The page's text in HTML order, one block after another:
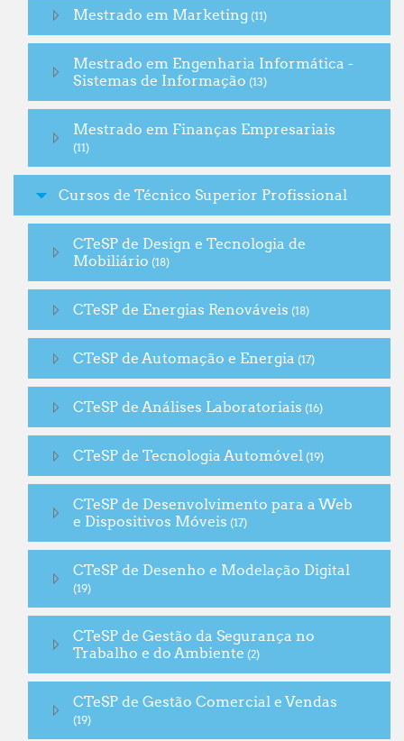
Mestrado em Marketing (11)
Mestrado em Engenharia Informática -
Sistemas de Informação (13)
Mestrado em Finanças Empresariais
(11)
Cursos de Técnico Superior Profissional
CTeSP de Design e Tecnologia de
Mobiliário (18)
CTeSP de Energias Renováveis (18)
CTeSP de Automação e Energia (17)
CTeSP de Análises Laboratoriais (16)
CTeSP de Tecnologia Automóvel (19)
CTeSP de Desenvolvimento para a Web
e Dispositivos Móveis (17)
CTeSP de Desenho e Modelação Digital
(19)
CTeSP de Gestão da Segurança no
Trabalho e do Ambiente (2)
CTeSP de Gestão Comercial e Vendas
(19)